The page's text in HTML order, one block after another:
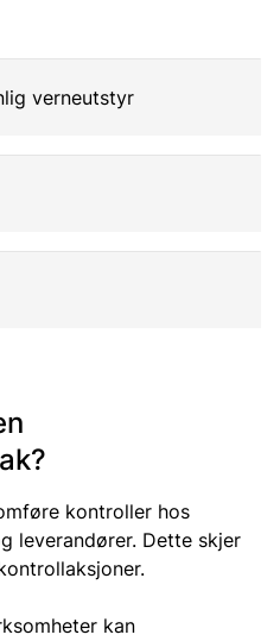
verneutstyr
kontroller hos
leverandører. Dette skjer
kan